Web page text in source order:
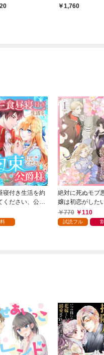
l.930
1,760
寝付き生活を約
ください、公爵
絶対に死ぬモブ
嬢は初恋がした
行本版】 1巻
770 110
試読フル